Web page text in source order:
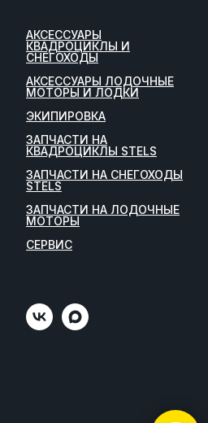
АКСЕССУАРЫ
КВАДРОЦИКЛЫ И
СНЕГОХОДЫ
АКСЕССУАРЫ ЛОДОЧНЫЕ
МОТОРЫ И ЛОДКИ
ЭКИПИРОВКА
ЗАПЧАСТИ НА
КВАДРОЦИКЛЫ STELS
ЗАПЧАСТИ НА СНЕГОХОДЫ
STELS
ЗАПЧАСТИ НА ЛОДОЧНЫЕ
МОТОРЫ
СЕРВИС